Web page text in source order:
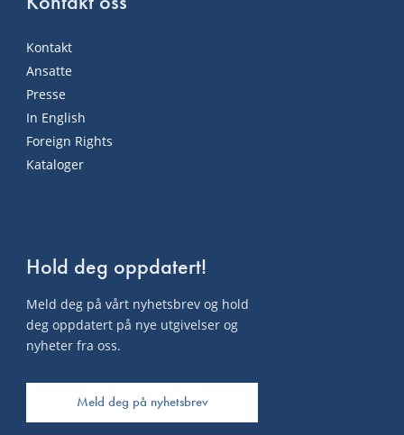
Kontakt
Ansatte
Presse
In English
Foreign Rights
Kataloger
Hold deg oppdatert!
Meld deg på vårt nyhetsbrev og hold
deg oppdatert på nye utgivelser og
nyheter fra oss.
Meld deg på nyhetsbrev